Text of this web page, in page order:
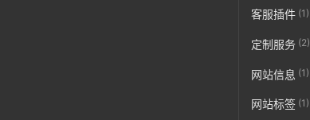
客服插件 (1)
定制服务 (2)
网站信息 (1)
网站标签 (1)